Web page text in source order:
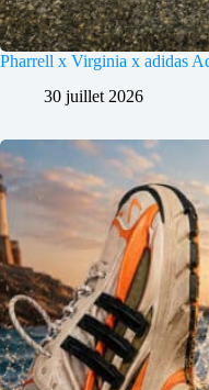
Pharrell x Virginia x adidas
30 juillet 2026